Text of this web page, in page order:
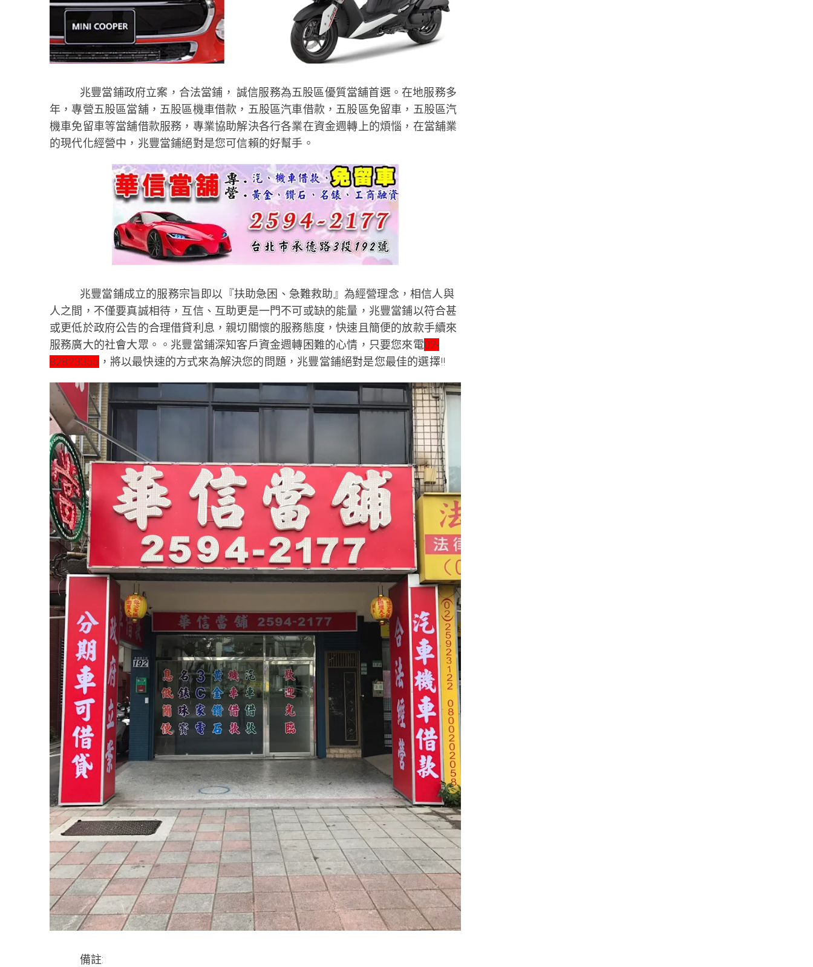
兆豐當鋪政府立案，合法當鋪， 誠信服務為五股區優質當舖首選。在地服務多
年，專營五股區當舖，五股區機車借款，五股區汽車借款，五股區免留車，五股區汽
機車免留車等當舖借款服務，專業協助解決各行各業在資金週轉上的煩惱，在當舖業
的現代化經營中，兆豐當鋪絕對是您可信賴的好幫手。
兆豐當鋪成立的服務宗旨即以『扶助急困、急難救助』為經營理念，相信人與
人之間，不僅要真誠相待，互信、互助更是一門不可或缺的能量，兆豐當鋪以符合甚
或更低於政府公告的合理借貸利息，親切關懷的服務態度，快速且簡便的放款手續來
服務廣大的社會大眾。。兆豐當鋪深知客戶資金週轉困難的心情，只要您來電02-
82823355 ，將以最快速的方式來為解決您的問題，兆豐當鋪絕對是您最佳的選擇!!
備註: